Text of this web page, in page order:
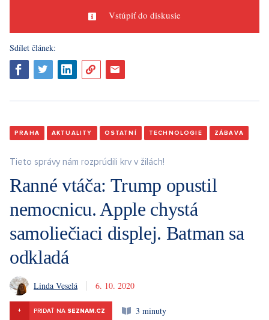
Vstúpiť do diskusie
Sdílet článek:
PRAHA AKTUALITY OSTATNÍ TECHNOLOGIE ZÁBAVA
Tieto správy nám rozprúdili krv v žilách!
Ranné vtáča: Trump opustil
nemocnicu. Apple chystá
samoliečiaci displej. Batman sa
odkladá
Linda Veselá 6. 10. 2020
+ PRIDAŤ NA SEZNAM.CZ 3 minuty